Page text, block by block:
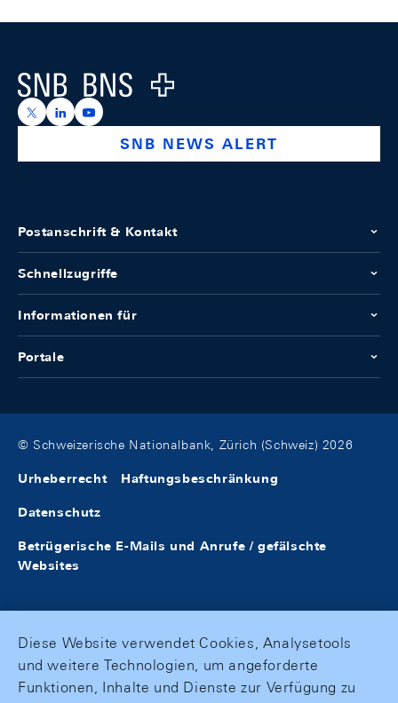
Logo
https://x.com/snb_bns
https://ch.linkedin.com/company/swiss-national-
https://www.youtube.com/@swissnationalbank
SNB NEWS ALERT
Postanschrift & Kontakt
Schnellzugriffe
Informationen für
Portale
© Schweizerische Nationalbank, Zürich (Schweiz) 2026
Urheberrecht Haftungsbeschränkung
Datenschutz
Betrügerische E-Mails und Anrufe / gefälschte
Websites
Diese Website verwendet Cookies, Analysetools
und weitere Technologien, um angeforderte
Funktionen, Inhalte und Dienste zur Verfügung zu